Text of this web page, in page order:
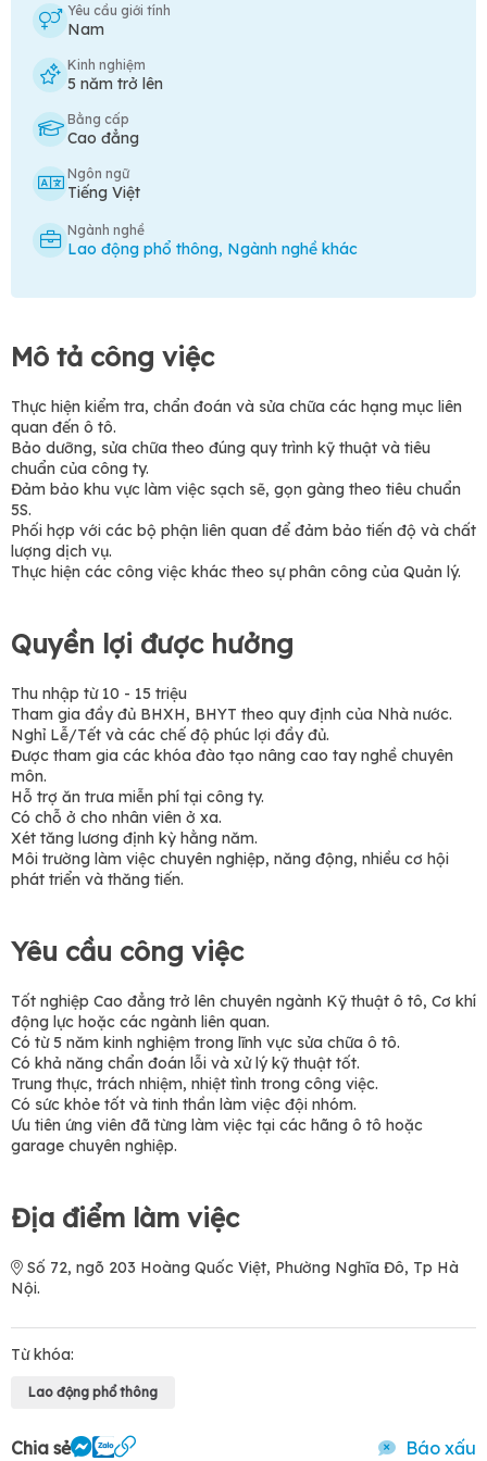
Yêu cầu giới tính
Nam
Kinh nghiệm
5 năm trở lên
Bằng cấp
Cao đẳng
Ngôn ngữ
Tiếng Việt
Ngành nghề
Lao động phổ thông, Ngành nghề khác
Mô tả công việc
Thực hiện kiểm tra, chẩn đoán và sửa chữa các hạng mục liên
quan đến ô tô.
Bảo dưỡng, sửa chữa theo đúng quy trình kỹ thuật và tiêu
chuẩn của công ty.
Đảm bảo khu vực làm việc sạch sẽ, gọn gàng theo tiêu chuẩn
5S.
Phối hợp với các bộ phận liên quan để đảm bảo tiến độ và chất
lượng dịch vụ.
Thực hiện các công việc khác theo sự phân công của Quản lý.
Quyền lợi được hưởng
Thu nhập từ 10 - 15 triệu
Tham gia đầy đủ BHXH, BHYT theo quy định của Nhà nước.
Nghỉ Lễ/Tết và các chế độ phúc lợi đầy đủ.
Được tham gia các khóa đào tạo nâng cao tay nghề chuyên
môn.
Hỗ trợ ăn trưa miễn phí tại công ty.
Có chỗ ở cho nhân viên ở xa.
Xét tăng lương định kỳ hằng năm.
Môi trường làm việc chuyên nghiệp, năng động, nhiều cơ hội
phát triển và thăng tiến.
Yêu cầu công việc
Tốt nghiệp Cao đẳng trở lên chuyên ngành Kỹ thuật ô tô, Cơ khí
động lực hoặc các ngành liên quan.
Có từ 5 năm kinh nghiệm trong lĩnh vực sửa chữa ô tô.
Có khả năng chẩn đoán lỗi và xử lý kỹ thuật tốt.
Trung thực, trách nhiệm, nhiệt tình trong công việc.
Có sức khỏe tốt và tinh thần làm việc đội nhóm.
Ưu tiên ứng viên đã từng làm việc tại các hãng ô tô hoặc
garage chuyên nghiệp.
Địa điểm làm việc
Số 72, ngõ 203 Hoàng Quốc Việt, Phường Nghĩa Đô, Tp Hà
Nội.
Từ khóa:
Lao động phổ thông
Chia sẻ Báo xấu